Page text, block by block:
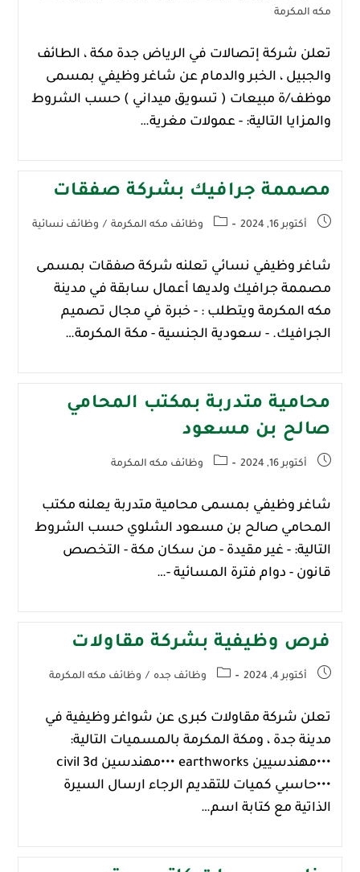
مكه المكرمة
تعلن شركة إتصالات في ‎الرياض ‎جدة ‎مكة ‎، الطائف
‎والجبيل ‎، الخبر ‎والدمام عن شاغر وظيفي بمسمى
موظف/ة مبيعات ( تسويق ميداني ) حسب الشروط
والمزايا التالية: - عمولات مغرية…
مصممة جرافيك بشركة صفقات
أكتوبر 16, 2024 وظائف مكه المكرمة / وظائف نسائية
شاغر وظيفي نسائي تعلنه شركة صفقات بمسمى
مصممة جرافيك ولديها أعمال سابقة في مدينة
مكه المكرمة ويتطلب : - خبرة في مجال تصميم
الجرافيك. - سعودية الجنسية - مكة المكرمة…
محامية متدربة بمكتب المحامي
صالح بن مسعود
أكتوبر 16, 2024 وظائف مكه المكرمة
شاغر وظيفي بمسمى محامية متدربة يعلنه مكتب
المحامي صالح بن مسعود الشلوي حسب الشروط
التالية: - غير مقيدة - من سكان مكة - التخصص
قانون - دوام فترة المسائية -…
فرص وظيفية بشركة مقاولات
أكتوبر 4, 2024 وظائف جده / وظائف مكه المكرمة
تعلن شركة مقاولات كبرى عن شواغر وظيفية في
مدينة جدة ، ومكة المكرمة بالمسميات التالية:
•••مهندسيين earthworks •••مهندسين civil 3d
•••حاسبي كميات للتقديم الرجاء ارسال السيرة
الذاتية مع كتابة اسم…